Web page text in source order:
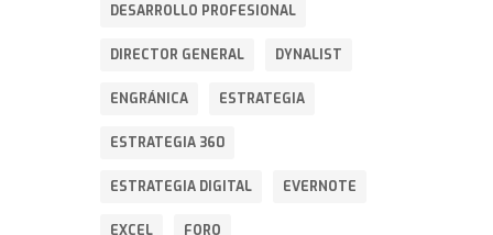
DESARROLLO PROFESIONAL
DIRECTOR GENERAL DYNALIST
ENGRÁNICA ESTRATEGIA
ESTRATEGIA 360
ESTRATEGIA DIGITAL EVERNOTE
EXCEL FORO